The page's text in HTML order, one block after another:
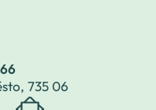
735 06